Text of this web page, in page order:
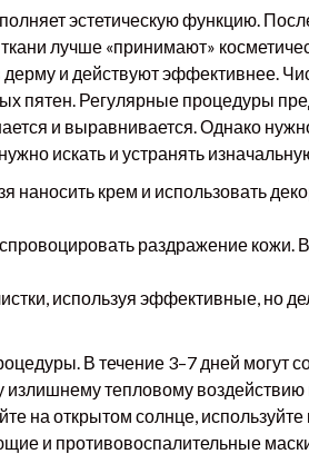
эстетическую функцию.
лучше «принимают»
и действуют эффективнее.
пятен. Регулярные процедуры
и выравнивается. Однако
искать и устранять
наносить крем и использовать
раздражение кожи.
используя эффективные, но
В течение 3–7 дней могут
излишнему тепловому
на открытом солнце,
и противовоспалительные